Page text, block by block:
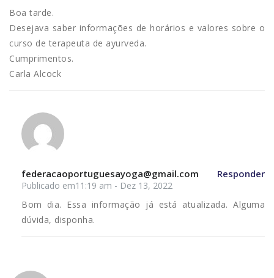
Boa tarde.
Desejava saber informações de horários e valores sobre o
curso de terapeuta de ayurveda.
Cumprimentos.
Carla Alcock
Responder
federacaoportuguesayoga@gmail.com
Publicado em11:19 am - Dez 13, 2022
Bom dia. Essa informação já está atualizada. Alguma
dúvida, disponha.